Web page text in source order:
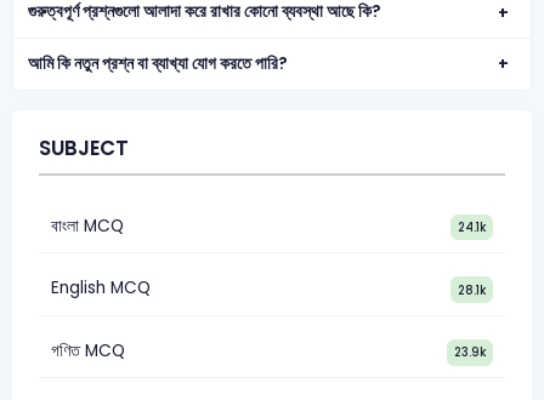
গুরুত্বপূর্ণ প্রশ্নগুলো আলাদা করে রাখার কোনো ব্যবস্থা আছে কি?
আমি কি নতুন প্রশ্ন বা ব্যাখ্যা যোগ করতে পারি?
SUBJECT
বাংলা MCQ 24.1k
English MCQ 28.1k
গণিত MCQ 23.9k